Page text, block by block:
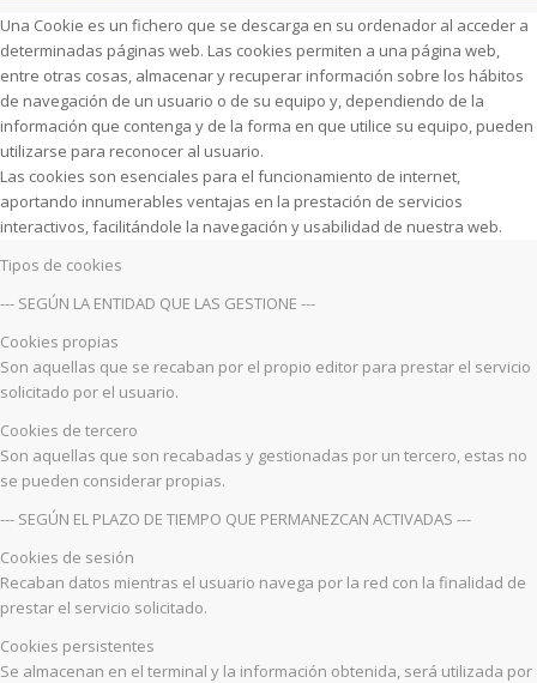
Una Cookie es un fichero que se descarga en su ordenador al acceder a
determinadas páginas web. Las cookies permiten a una página web,
entre otras cosas, almacenar y recuperar información sobre los hábitos
de navegación de un usuario o de su equipo y, dependiendo de la
información que contenga y de la forma en que utilice su equipo, pueden
utilizarse para reconocer al usuario.
Las cookies son esenciales para el funcionamiento de internet,
aportando innumerables ventajas en la prestación de servicios
interactivos, facilitándole la navegación y usabilidad de nuestra web.
Tipos de cookies
--- SEGÚN LA ENTIDAD QUE LAS GESTIONE ---
Cookies propias
Son aquellas que se recaban por el propio editor para prestar el servicio
solicitado por el usuario.
Cookies de tercero
Son aquellas que son recabadas y gestionadas por un tercero, estas no
se pueden considerar propias.
--- SEGÚN EL PLAZO DE TIEMPO QUE PERMANEZCAN ACTIVADAS ---
Cookies de sesión
Recaban datos mientras el usuario navega por la red con la finalidad de
prestar el servicio solicitado.
Cookies persistentes
Se almacenan en el terminal y la información obtenida, será utilizada por